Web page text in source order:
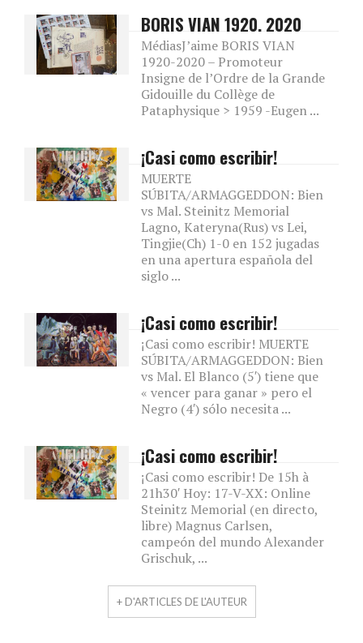
BORIS VIAN 1920. 2020
MédiasJ’aime BORIS VIAN
1920-2020 – Promoteur
Insigne de l’Ordre de la Grande
Gidouille du Collège de
Pataphysique > 1959 -Eugen ...
¡Casi como escribir!
MUERTE
SÚBITA/ARMAGGEDDON: Bien
vs Mal. Steinitz Memorial
Lagno, Kateryna(Rus) vs Lei,
Tingjie(Ch) 1-0 en 152 jugadas
en una apertura española del
siglo ...
¡Casi como escribir!
¡Casi como escribir! MUERTE
SÚBITA/ARMAGGEDDON: Bien
vs Mal. El Blanco (5′) tiene que
« vencer para ganar » pero el
Negro (4′) sólo necesita ...
¡Casi como escribir!
¡Casi como escribir! De 15h à
21h30′ Hoy: 17-V-XX: Online
Steinitz Memorial (en directo,
libre) Magnus Carlsen,
campeón del mundo Alexander
Grischuk, ...
+ D'ARTICLES DE L'AUTEUR